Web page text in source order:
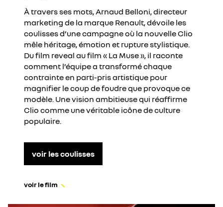
À travers ses mots, Arnaud Belloni, directeur
marketing de la marque Renault, dévoile les
coulisses d’une campagne où la nouvelle Clio
mêle héritage, émotion et rupture stylistique.
Du film reveal au film « La Muse », il raconte
comment l’équipe a transformé chaque
contrainte en parti-pris artistique pour
magnifier le coup de foudre que provoque ce
modèle. Une vision ambitieuse qui réaffirme
Clio comme une véritable icône de culture
populaire.
voir les coulisses
voir le film